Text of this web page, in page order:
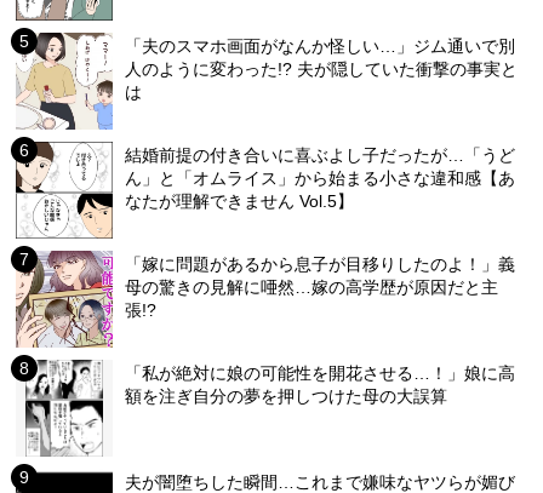
「夫のスマホ画面がなんか怪しい…」ジム通いで別
人のように変わった!? 夫が隠していた衝撃の事実と
は
結婚前提の付き合いに喜ぶよし子だったが…「うど
ん」と「オムライス」から始まる小さな違和感【あ
なたが理解できません Vol.5】
「嫁に問題があるから息子が目移りしたのよ！」義
母の驚きの見解に唖然…嫁の高学歴が原因だと主
張!?
「私が絶対に娘の可能性を開花させる…！」娘に高
額を注ぎ自分の夢を押しつけた母の大誤算
夫が闇堕ちした瞬間…これまで嫌味なヤツらが媚び